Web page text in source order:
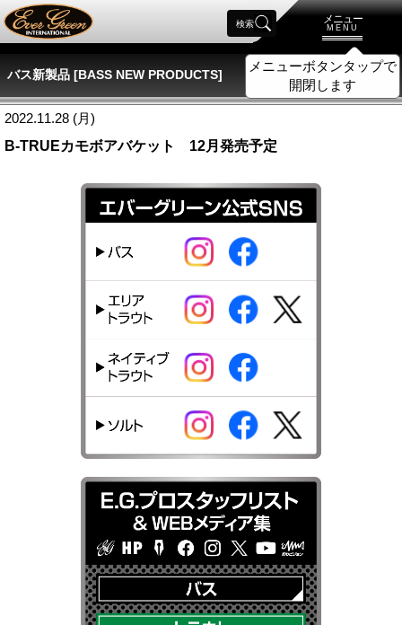
メニュー
MENU
メニューボタンタップで
開閉します
検索
バス新製品 [BASS NEW PRODUCTS]
2022.11.28 (月)
B-TRUEカモボアバケット 12月発売予定